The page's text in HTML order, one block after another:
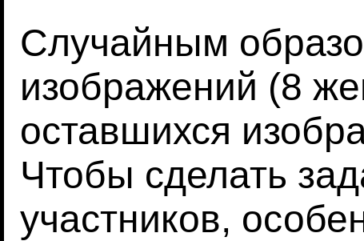
Случайным
изображений (8
оставшихся
Чтобы сделать
участников,